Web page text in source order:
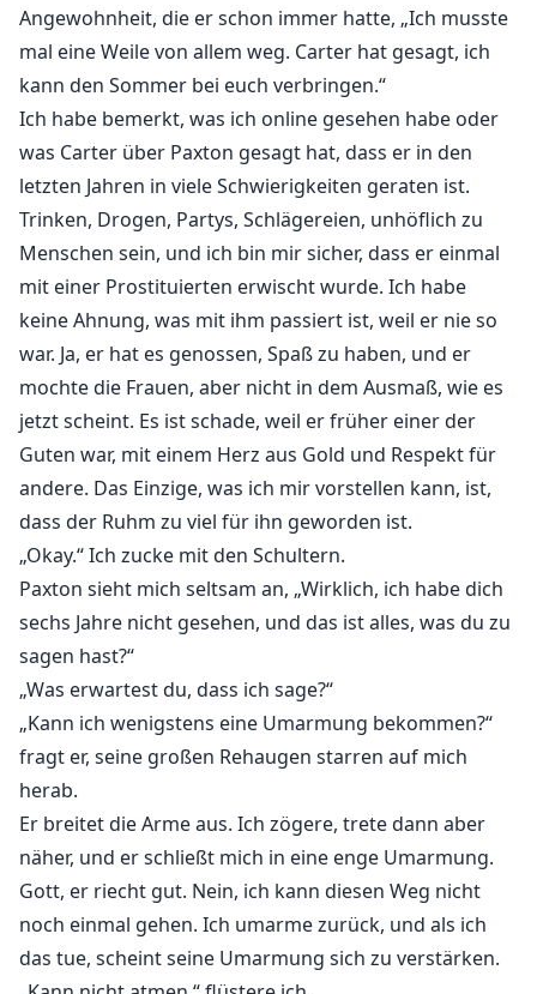
Angewohnheit, die er schon immer hatte, „Ich musste
mal eine Weile von allem weg. Carter hat gesagt, ich
kann den Sommer bei euch verbringen.“
Ich habe bemerkt, was ich online gesehen habe oder
was Carter über Paxton gesagt hat, dass er in den
letzten Jahren in viele Schwierigkeiten geraten ist.
Trinken, Drogen, Partys, Schlägereien, unhöflich zu
Menschen sein, und ich bin mir sicher, dass er einmal
mit einer Prostituierten erwischt wurde. Ich habe
keine Ahnung, was mit ihm passiert ist, weil er nie so
war. Ja, er hat es genossen, Spaß zu haben, und er
mochte die Frauen, aber nicht in dem Ausmaß, wie es
jetzt scheint. Es ist schade, weil er früher einer der
Guten war, mit einem Herz aus Gold und Respekt für
andere. Das Einzige, was ich mir vorstellen kann, ist,
dass der Ruhm zu viel für ihn geworden ist.
„Okay.“ Ich zucke mit den Schultern.
Paxton sieht mich seltsam an, „Wirklich, ich habe dich
sechs Jahre nicht gesehen, und das ist alles, was du zu
sagen hast?“
„Was erwartest du, dass ich sage?“
„Kann ich wenigstens eine Umarmung bekommen?“
fragt er, seine großen Rehaugen starren auf mich
herab.
Er breitet die Arme aus. Ich zögere, trete dann aber
näher, und er schließt mich in eine enge Umarmung.
Gott, er riecht gut. Nein, ich kann diesen Weg nicht
noch einmal gehen. Ich umarme zurück, und als ich
das tue, scheint seine Umarmung sich zu verstärken.